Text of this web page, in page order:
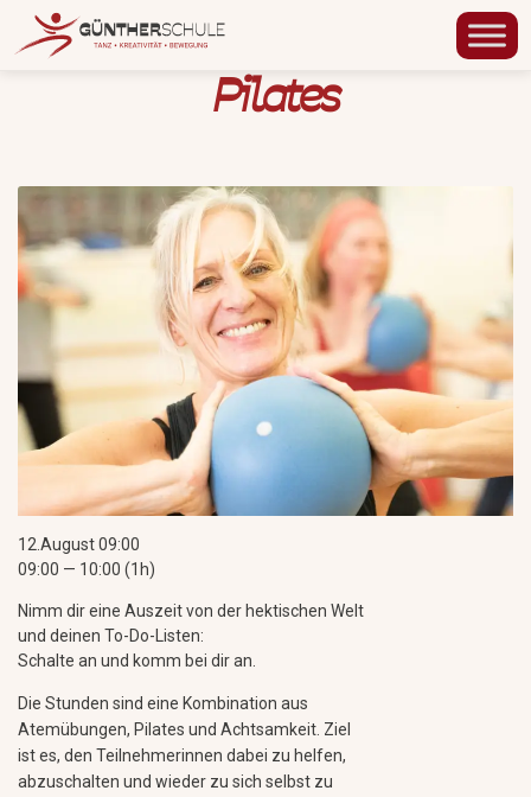
Pilates
Nimm dir eine Auszeit von der hektischen Welt
und deinen To-Do-Listen:
Schalte an und komm bei dir an.
Die Stunden sind eine Kombination aus
Atemübungen, Pilates und Achtsamkeit. Ziel
ist es, den Teilnehmerinnen dabei zu helfen,
abzuschalten und wieder zu sich selbst zu
12.August 09:00
09:00 — 10:00 (1h)